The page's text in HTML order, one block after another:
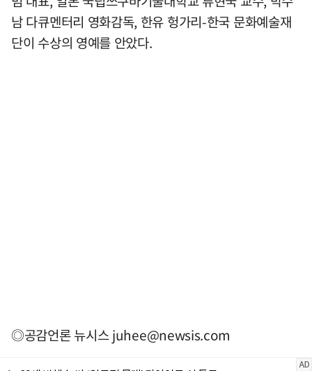
남 다큐멘터리 영화감독, 한유 헝가리-한국 문화예술재
단이 수상의 영예를 안았다.
◎공감언론 뉴시스juhee@newsis.com